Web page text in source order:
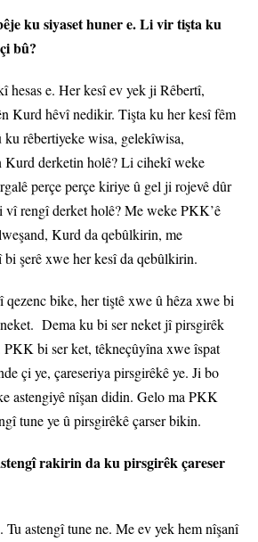
ku siyaset huner e. Li vir tişta ku
bû?
hesas e. Her kesî ev yek ji Rêbertî,
Kurd hêvî nedikir. Tişta ku her kesî fêm
rêbertiyeke wisa, gelekîwisa,
Kurd derketin holê? Li cihekî weke
perçe perçe kiriye û gel ji rojevê dûr
vî rengî derket holê? Me weke PKK’ê
Kurd da qebûlkirin, me
şerê xwe her kesî da qebûlkirin.
bike, her tiştê xwe û hêza xwe bi
Dema ku bi ser neket jî pirsgirêk
bi ser ket, têkneçûyîna xwe îspat
çi ye, çareseriya pirsgirêkê ye. Ji bo
astengiyê nîşan didin. Gelo ma PKK
tune ye û pirsgirêkê çarser bikin.
rakirin da ku pirsgirêk çareser
Tu astengî tune ne. Me ev yek hem nîşanî